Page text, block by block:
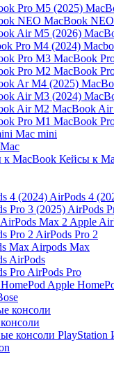
MacBook NEO
MacBook
MacBook
MacBook
MacBook
Mac mini
Кейсы к
AirPods 4
AirPods
Apple
AirPods Pro 2
Airpods Max
AirPods
AirPods Pro
Apple